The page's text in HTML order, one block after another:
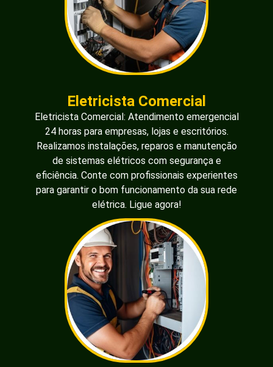
Eletricista Comercial
Eletricista Comercial: Atendimento emergencial
24 horas para empresas, lojas e escritórios.
Realizamos instalações, reparos e manutenção
de sistemas elétricos com segurança e
eficiência. Conte com profissionais experientes
para garantir o bom funcionamento da sua rede
elétrica. Ligue agora!